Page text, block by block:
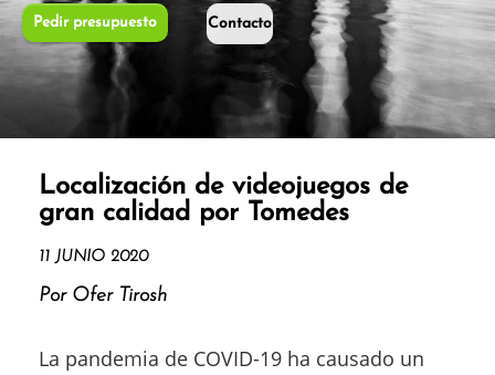
Pedir presupuesto Contacto
Localización de videojuegos de
gran calidad por Tomedes
11 JUNIO 2020
Por Ofer Tirosh
La pandemia de COVID-19 ha causado un